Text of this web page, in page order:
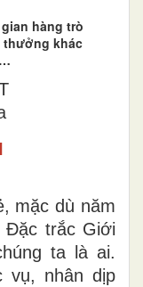
hàng trò
thưởng khác
mặc dù năm
Đặc trắc Giới
ta là ai.
vụ, nhân dịp